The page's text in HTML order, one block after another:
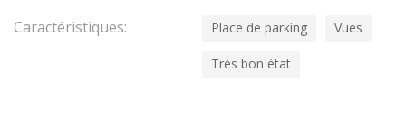
Caractéristiques: Place de parking Vues
Très bon état